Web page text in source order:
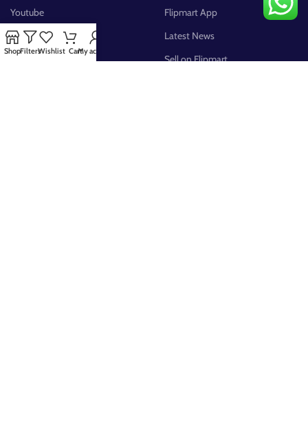
Youtube
Pinterest
FB Group
Flipmart App
Latest News
Sell on Flipmart
ShopFiltersWishlist CartMy account